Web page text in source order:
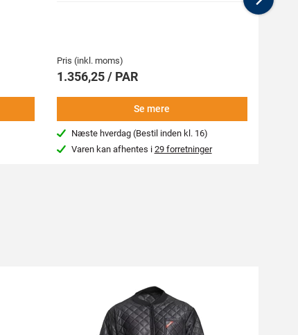
Pris (inkl. moms)
1.356,25 / PAR
Se mere
Næste hverdag (Bestil inden kl. 16)
Varen kan afhentes i 29 forretninger